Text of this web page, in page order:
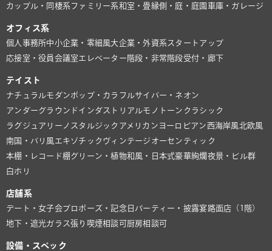
カップル・同棲系ファミリー系和室・畳縁側・庭・庭園 車庫・ガレージ
オフィス系
個人事務所中小企業・零細風大企業・外資系スタートアップ
応接室・役員会議室 エレベーター 階段・非常階段受付・廊下
テイスト
ナチュラルモダンポップ・カラフルサイバー・ネオン
アンダーグラウンド インダストリアルモノトーン クラシック
ラグジュアリー ノスタルジック アメリカン ヨーロピアン 西海岸風北欧風
南国・バリ風 エキゾチック ヴィンテージ オーセンティック
本棚・レコード棚グリーン・植物和風・日本式豪華絢爛夜景・ビル群
白ホリ
店舗系
デート・女子会プロポーズ・記念日 パーティー・披露宴路面店（1階）
地下・遮光ガラス張り 喫煙相談可 厨房相談可
設備・スペック